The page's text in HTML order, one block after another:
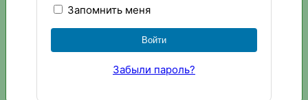
Запомнить меня
Забыли пароль?